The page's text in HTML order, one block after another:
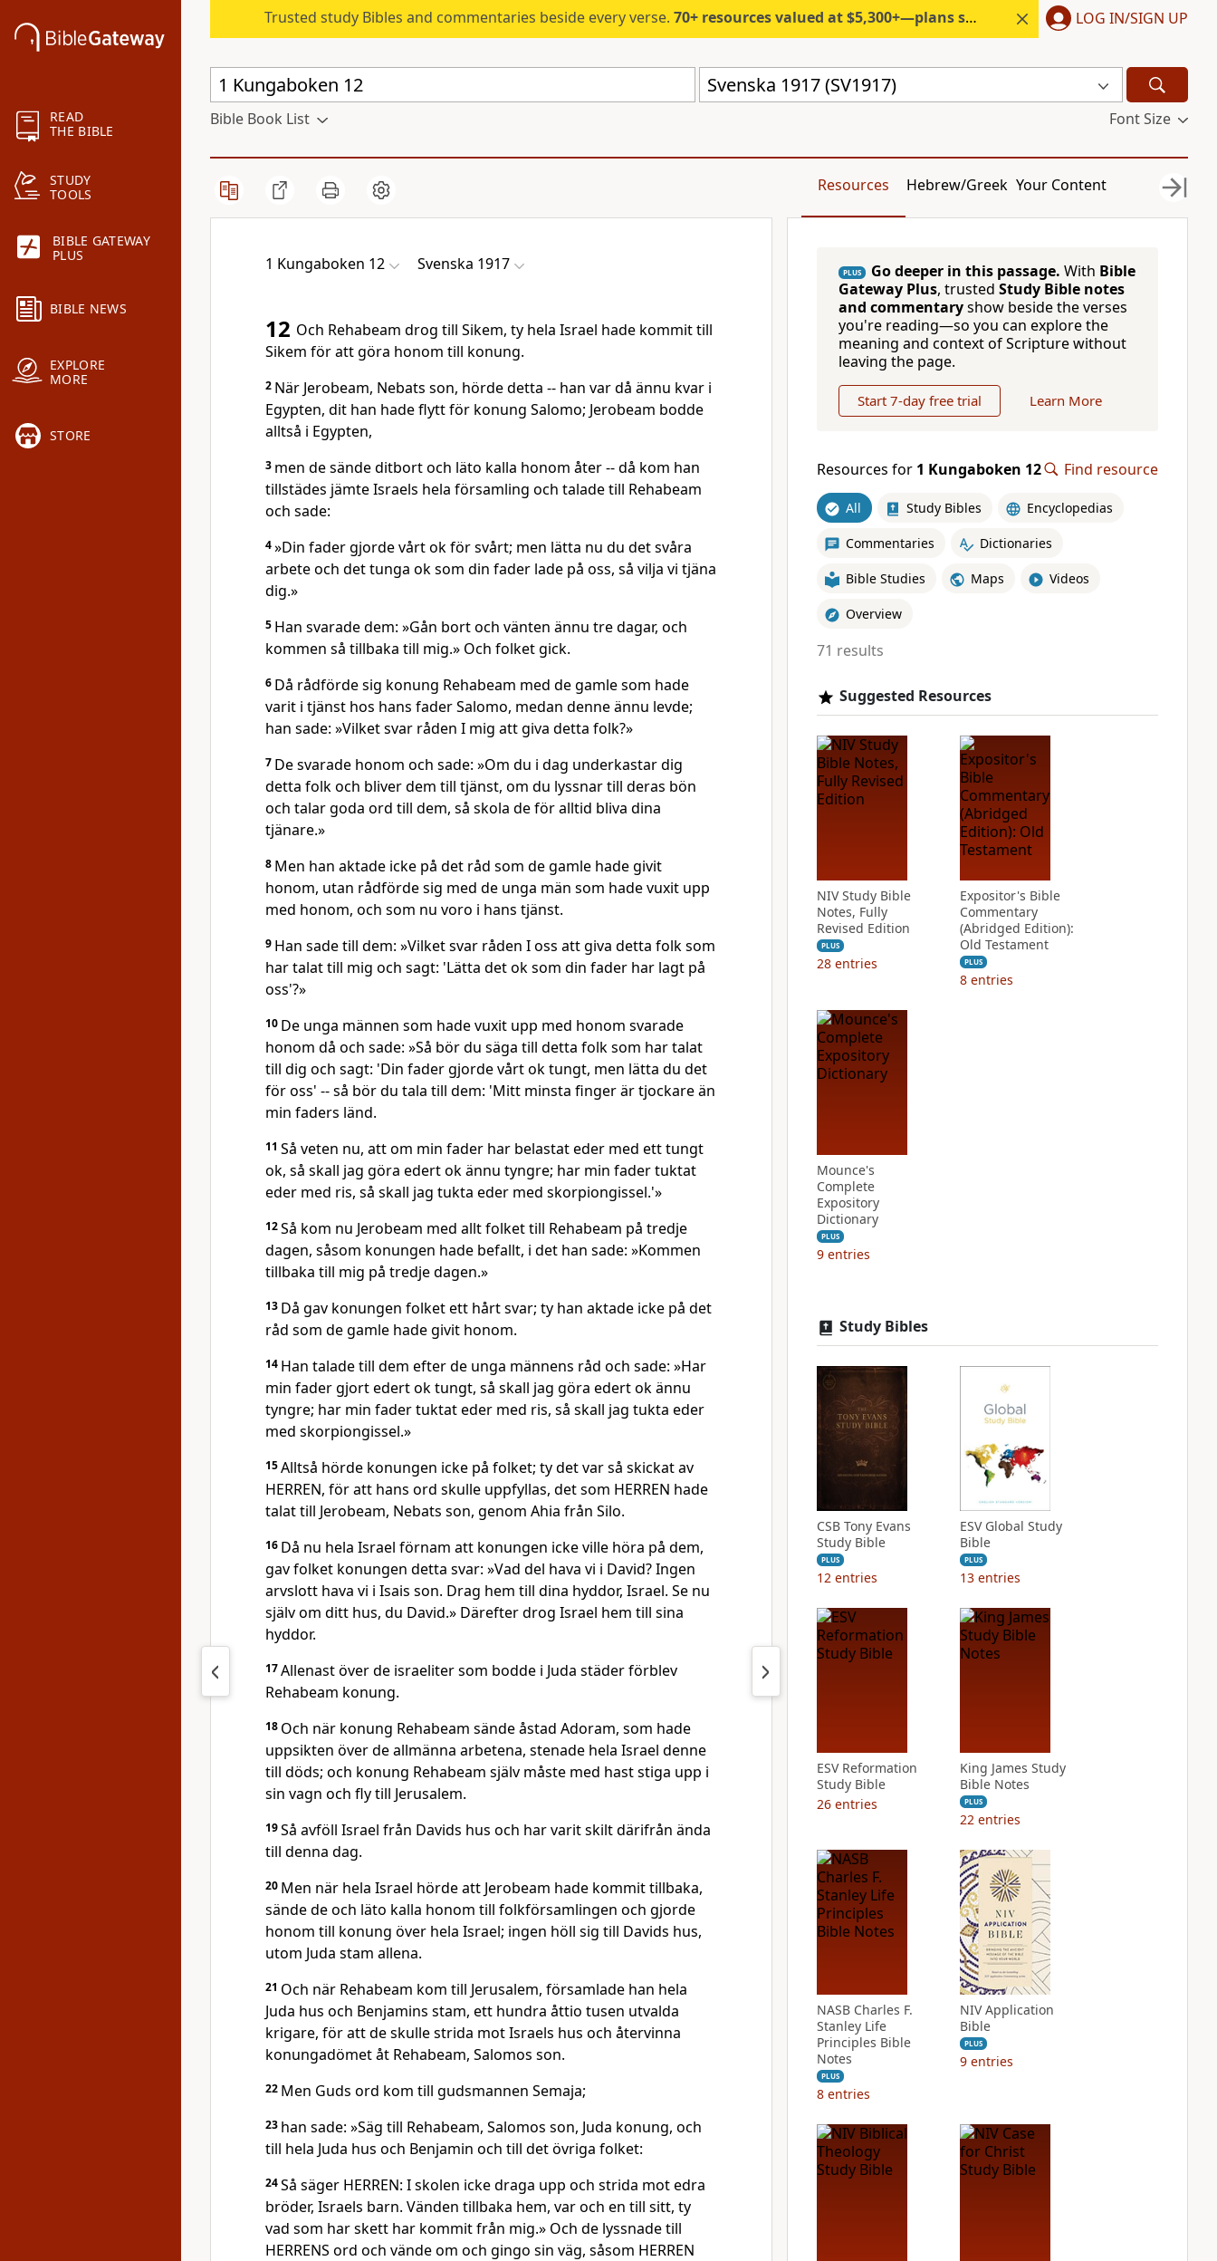
READ
THE BIBLE
STUDY
TOOLS
BIBLE GATEWAY
PLUS
BIBLE NEWS
EXPLORE
MORE
STORE
Trusted study Bibles and commentaries beside every verse. 70+ resources valued at $5,300+—plans start under $6/month. LOG IN/SIGN UP
Svenska 1917 (SV1917)
Bible Book List Font Size
Resources Hebrew/Greek Your Content
1 Kungaboken 12 Svenska 1917
12 Och Rehabeam drog till Sikem, ty hela Israel hade kommit till
Sikem för att göra honom till konung.
2 När Jerobeam, Nebats son, hörde detta -- han var då ännu kvar i
Egypten, dit han hade flytt för konung Salomo; Jerobeam bodde
alltså i Egypten,
3 men de sände ditbort och läto kalla honom åter -- då kom han
tillstädes jämte Israels hela församling och talade till Rehabeam
och sade:
4»Din fader gjorde vårt ok för svårt; men lätta nu du det svåra
arbete och det tunga ok som din fader lade på oss, så vilja vi tjäna
dig.»
5 Han svarade dem: »Gån bort och vänten ännu tre dagar, och
kommen så tillbaka till mig.» Och folket gick.
6 Då rådförde sig konung Rehabeam med de gamle som hade
varit i tjänst hos hans fader Salomo, medan denne ännu levde;
han sade: »Vilket svar råden I mig att giva detta folk?»
7 De svarade honom och sade: »Om du i dag underkastar dig
detta folk och bliver dem till tjänst, om du lyssnar till deras bön
och talar goda ord till dem, så skola de för alltid bliva dina
tjänare.»
8 Men han aktade icke på det råd som de gamle hade givit
honom, utan rådförde sig med de unga män som hade vuxit upp
med honom, och som nu voro i hans tjänst.
9 Han sade till dem: »Vilket svar råden I oss att giva detta folk som
har talat till mig och sagt: 'Lätta det ok som din fader har lagt på
oss'?»
10 De unga männen som hade vuxit upp med honom svarade
honom då och sade: »Så bör du säga till detta folk som har talat
till dig och sagt: 'Din fader gjorde vårt ok tungt, men lätta du det
för oss' -- så bör du tala till dem: 'Mitt minsta finger är tjockare än
min faders länd.
11 Så veten nu, att om min fader har belastat eder med ett tungt
ok, så skall jag göra edert ok ännu tyngre; har min fader tuktat
eder med ris, så skall jag tukta eder med skorpiongissel.'»
12Så kom nu Jerobeam med allt folket till Rehabeam på tredje
dagen, såsom konungen hade befallt, i det han sade: »Kommen
tillbaka till mig på tredje dagen.»
13 Då gav konungen folket ett hårt svar; ty han aktade icke på det
råd som de gamle hade givit honom.
14 Han talade till dem efter de unga männens råd och sade: »Har
min fader gjort edert ok tungt, så skall jag göra edert ok ännu
tyngre; har min fader tuktat eder med ris, så skall jag tukta eder
med skorpiongissel.»
15Alltså hörde konungen icke på folket; ty det var så skickat av
HERREN, för att hans ord skulle uppfyllas, det som HERREN hade
talat till Jerobeam, Nebats son, genom Ahia från Silo.
16 Då nu hela Israel förnam att konungen icke ville höra på dem,
gav folket konungen detta svar: »Vad del hava vi i David? Ingen
arvslott hava vi i Isais son. Drag hem till dina hyddor, Israel. Se nu
själv om ditt hus, du David.» Därefter drog Israel hem till sina
hyddor.
17Allenast över de israeliter som bodde i Juda städer förblev
Rehabeam konung.
18 Och när konung Rehabeam sände åstad Adoram, som hade
uppsikten över de allmänna arbetena, stenade hela Israel denne
till döds; och konung Rehabeam själv måste med hast stiga upp i
sin vagn och fly till Jerusalem.
19Så avföll Israel från Davids hus och har varit skilt därifrån ända
till denna dag.
20 Men när hela Israel hörde att Jerobeam hade kommit tillbaka,
sände de och läto kalla honom till folkförsamlingen och gjorde
honom till konung över hela Israel; ingen höll sig till Davids hus,
utom Juda stam allena.
21 Och när Rehabeam kom till Jerusalem, församlade han hela
Juda hus och Benjamins stam, ett hundra åttio tusen utvalda
krigare, för att de skulle strida mot Israels hus och återvinna
konungadömet åt Rehabeam, Salomos son.
22 Men Guds ord kom till gudsmannen Semaja;
23 han sade: »Säg till Rehabeam, Salomos son, Juda konung, och
till hela Juda hus och Benjamin och till det övriga folket:
24Så säger HERREN: I skolen icke draga upp och strida mot edra
bröder, Israels barn. Vänden tillbaka hem, var och en till sitt, ty
vad som har skett har kommit från mig.» Och de lyssnade till
HERRENS ord och vände om och gingo sin väg, såsom HERREN
PLUS Go deeper in this passage. With Bible
Gateway Plus, trusted Study Bible notes
and commentaryshow beside the verses
you're reading—so you can explore the
meaning and context of Scripture without
leaving the page.
Start 7-day free trial Learn More
Resources for 1 Kungaboken 12 Find resource
All Study Bibles Encyclopedias
Commentaries Dictionaries
Bible Studies Maps Videos
Overview
71 results
Suggested Resources
NIV Study Bible
Notes, Fully
Revised Edition
PLUS
28 entries
Expositor's Bible
Commentary
(Abridged Edition):
Old Testament
PLUS
8 entries
Mounce's
Complete
Expository
Dictionary
PLUS
9 entries
Study Bibles
CSB Tony Evans
Study Bible
PLUS
12 entries
ESV Global Study
Bible
PLUS
13 entries
ESV Reformation
Study Bible
26 entries
King James Study
Bible Notes
PLUS
22 entries
NASB Charles F.
Stanley Life
Principles Bible
Notes
PLUS
8 entries
NIV Application
Bible
PLUS
9 entries